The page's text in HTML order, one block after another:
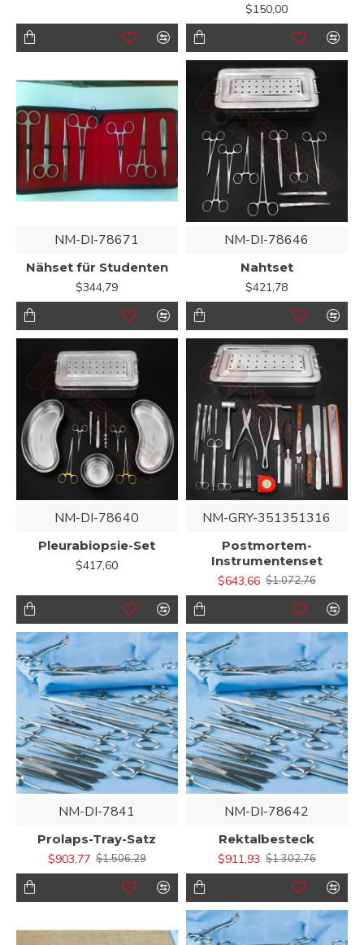
$150,00
NM-DI-78671
Nähset für Studenten
$344,79
NM-DI-78646
Nahtset
$421,78
NM-DI-78640
Pleurabiopsie-Set
$417,60
NM-GRY-351351316
Postmortem-
Instrumentenset
$643,66 $1.072,76
NM-DI-7841
Prolaps-Tray-Satz
$903,77 $1.506,29
NM-DI-78642
Rektalbesteck
$911,93 $1.302,76